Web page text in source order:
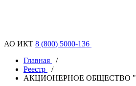
АО ИКТ 8 (800) 5000-136
Главная
/
Реестр
/
АКЦИОНЕРНОЕ ОБЩЕСТВО